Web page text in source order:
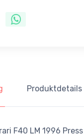
Produktdetails
F40 LM 1996